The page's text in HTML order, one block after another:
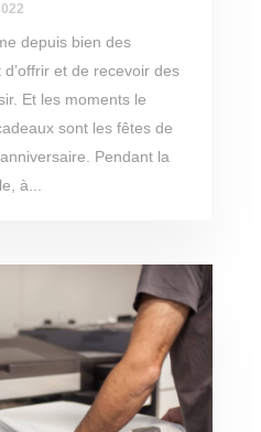
depuis bien des
et de recevoir des
Et les moments le
sont les fêtes de
Pendant la
à...